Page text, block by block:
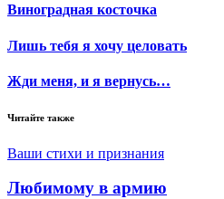
Виноградная косточка
Лишь тебя я хочу целовать
Жди меня, и я вернусь…
Читайте также
Ваши стихи и признания
Любимому в армию